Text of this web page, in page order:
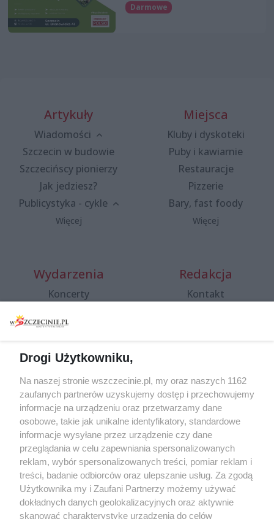
Darmowe
Artykuły
Wiadomości
Szczecin w budowie
Szczecińscy pionierzy
Jak jedziesz?
Publicystyka - cykle
Więcej
Miejsca
Kluby i dyskoteki
Puby i kawiarnie
Restauracje
Pizzerie
Bary, fast foody
Więcej
Wydarzenia
Koncerty
Spacery i oprowadzania
targi
Wernisaże
Więcej
Redakcja
Kontakt
Specjalny koncert z okazji
20. urodzin portalu
wSzczecinie.pl
Regulamin konkursów
śniadaniówka "Hej
Szczecin! Jest piątek!"
Partnerzy
Drogi Użytkowniku,
Na naszej stronie wszczecinie.pl, my oraz naszych 1162
zaufanych partnerów uzyskujemy dostęp i przechowujemy
informacje na urządzeniu oraz przetwarzamy dane
osobowe, takie jak unikalne identyfikatory, standardowe
informacje wysyłane przez urządzenie czy dane
przeglądania w celu zapewniania spersonalizowanych
reklam, wybór spersonalizowanych treści, pomiar reklam i
treści, badanie odbiorców oraz ulepszanie usług. Za zgodą
Użytkownika my i Zaufani Partnerzy możemy używać
dokładnych danych geolokalizacyjnych oraz aktywnie
skanować charakterystykę urządzenia do celów